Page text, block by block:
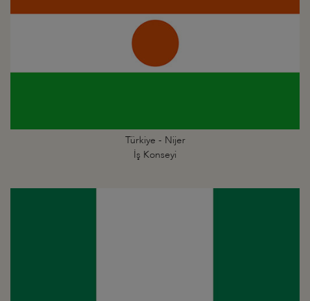
Türkiye - Nijer
İş Konseyi